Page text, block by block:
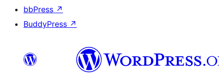
bbPress ↗
BuddyPress ↗